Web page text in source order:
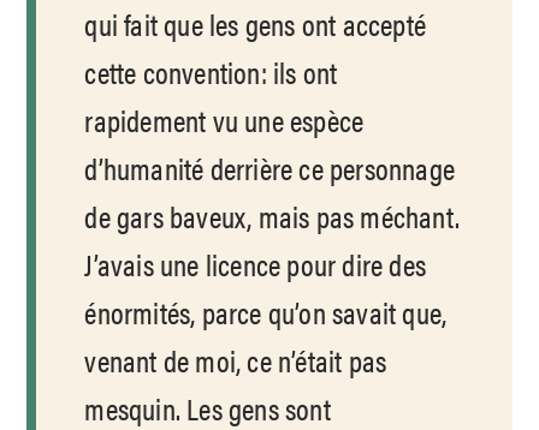
qui fait que les gens ont accepté
cette convention: ils ont
rapidement vu une espèce
d’humanité derrière ce personnage
de gars baveux, mais pas méchant.
J’avais une licence pour dire des
énormités, parce qu’on savait que,
venant de moi, ce n’était pas
mesquin. Les gens sont